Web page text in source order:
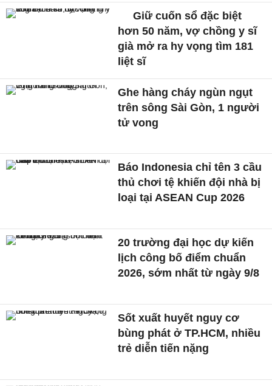
Giữ cuốn sổ đặc biệt
hơn 50 năm, vợ chồng y sĩ
già mở ra hy vọng tìm 181
liệt sĩ
Ghe hàng cháy ngùn ngụt
trên sông Sài Gòn, 1 người
tử vong
Báo Indonesia chỉ tên 3 cầu
thủ chơi tệ khiến đội nhà bị
loại tại ASEAN Cup 2026
20 trường đại học dự kiến
lịch công bố điểm chuẩn
2026, sớm nhất từ ngày 9/8
Sốt xuất huyết nguy cơ
bùng phát ở TP.HCM, nhiều
trẻ diễn tiến nặng